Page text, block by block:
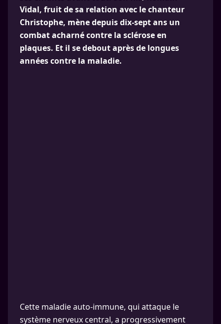
Vidal, fruit de sa relation avec le chanteur
Christophe, mène depuis dix-sept ans un
combat acharné contre la sclérose en
plaques. Et il se debout après de longues
années contre la maladie.
Cette maladie auto-immune, qui attaque le
système nerveux central, a progressivement